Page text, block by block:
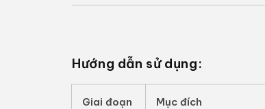
Hướng dẫn sử dụng:
Giai đoạn Mục đích